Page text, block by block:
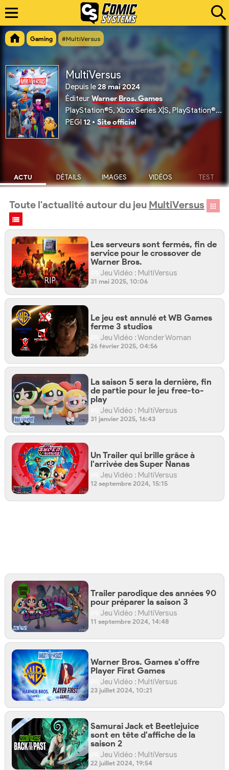
Gaming #MultiVersus
MultiVersus
Depuis le28 mai 2024
Éditeur Warner Bros. Games
PlayStation®5, Xbox Series X|S, PlayStation®4, Xbox ONE, PC
PEGI 12 • Site officiel
ACTU DÉTAILS IMAGES VIDÉOS TEST
Toute l'actualité autour du jeu MultiVersus
Les serveurs sont fermés, fin de
service pour le crossover de
Warner Bros.
Jeu Vidéo : MultiVersus
31 mai 2025, 10:06
Le jeu est annulé et WB Games
ferme 3 studios
Jeu Vidéo : Wonder Woman
26 février 2025, 04:56
La saison 5 sera la dernière, fin
de partie pour le jeu free-to-
play
Jeu Vidéo : MultiVersus
31 janvier 2025, 16:43
Un Trailer qui brille grâce à
l'arrivée des Super Nanas
Jeu Vidéo : MultiVersus
12 septembre 2024, 15:15
Trailer parodique des années 90
pour préparer la saison 3
Jeu Vidéo : MultiVersus
11 septembre 2024, 14:48
Warner Bros. Games s'offre
Player First Games
Jeu Vidéo : MultiVersus
23 juillet 2024, 10:21
Samurai Jack et Beetlejuice
sont en tête d'affiche de la
saison 2
Jeu Vidéo : MultiVersus
22 juillet 2024, 19:54